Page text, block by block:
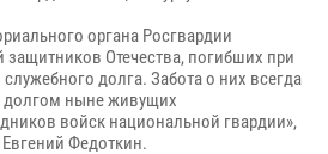
органа Росгвардии
защитников Отечества, погибших при
долга. Забота о них всегда
ныне живущих
войск национальной гвардии»,
Федоткин.